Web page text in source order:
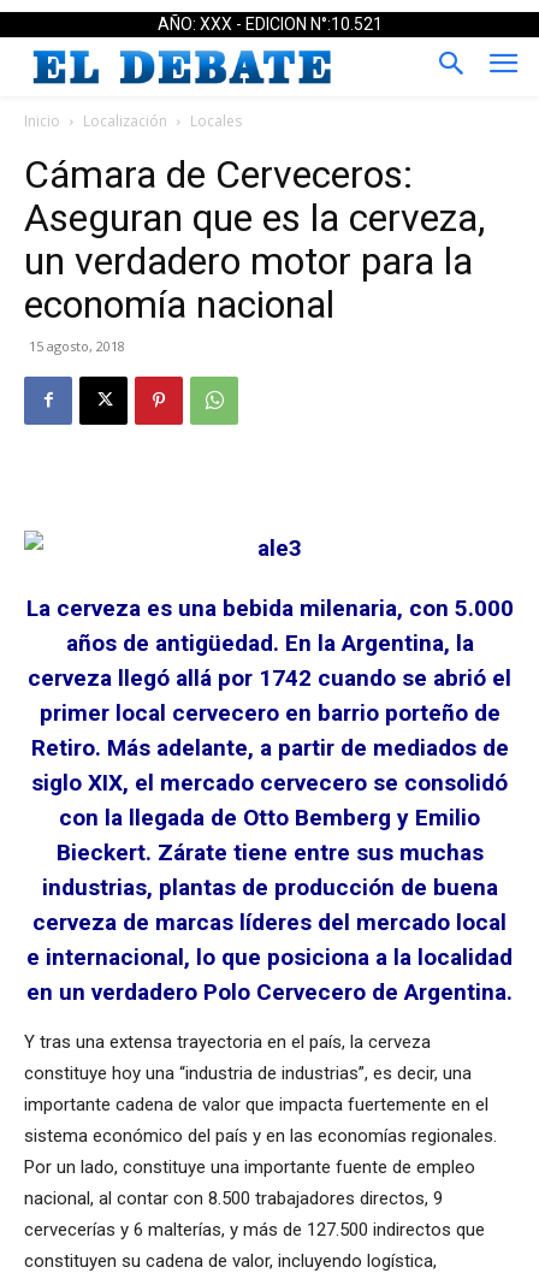
AÑO: XXX - EDICION N°:10.521
Inicio Localización Locales
Cámara de Cerveceros:
Aseguran que es la cerveza,
un verdadero motor para la
economía nacional
15 agosto, 2018
La cerveza es una bebida milenaria, con 5.000
años de antigüedad. En la Argentina, la
cerveza llegó allá por 1742 cuando se abrió el
primer local cervecero en barrio porteño de
Retiro. Más adelante, a partir de mediados de
siglo XIX, el mercado cervecero se consolidó
con la llegada de Otto Bemberg y Emilio
Bieckert. Zárate tiene entre sus muchas
industrias, plantas de producción de buena
cerveza de marcas líderes del mercado local
e internacional, lo que posiciona a la localidad
en un verdadero Polo Cervecero de Argentina.
Y tras una extensa trayectoria en el país, la cerveza
constituye hoy una “industria de industrias”, es decir, una
importante cadena de valor que impacta fuertemente en el
sistema económico del país y en las economías regionales.
Por un lado, constituye una importante fuente de empleo
nacional, al contar con 8.500 trabajadores directos, 9
cervecerías y 6 malterías, y más de 127.500 indirectos que
constituyen su cadena de valor, incluyendo logística,